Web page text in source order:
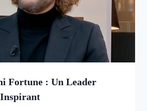
Fortune : Un Leader